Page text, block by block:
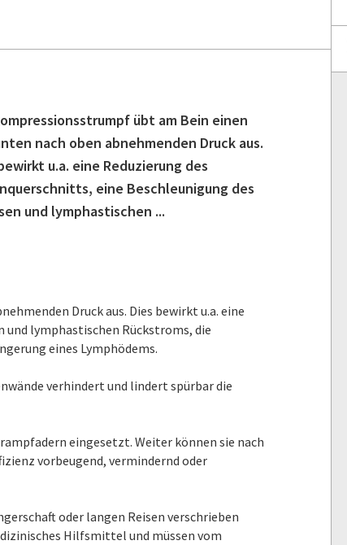
übt am Bein einen
nach oben abnehmenden Druck aus.
u.a. eine Reduzierung des
eine Beschleunigung des
und lymphastischen ...
Druck aus. Dies bewirkt u.a. eine
und lymphastischen Rückstroms, die
eines Lymphödems.
verhindert und lindert spürbar die
eingesetzt. Weiter können sie nach
vorbeugend, vermindernd oder
oder langen Reisen verschrieben
Hilfsmittel und müssen vom